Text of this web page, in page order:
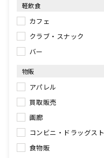
軽飲食
カフェ
クラブ・スナック
バー
物販
アパレル
買取販売
画廊
コンビニ・ドラッグス
食物販